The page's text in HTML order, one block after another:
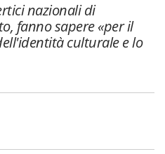
nazionali di
fanno sapere «per il
culturale e lo